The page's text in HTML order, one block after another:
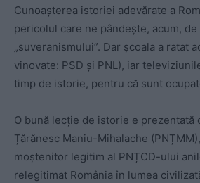
Cunoașterea istoriei adevărate a
pericolul care ne pândește, acum, de
„suveranismului”. Dar școala a ratat
vinovate: PSD și PNL), iar
timp de istorie, pentru că sunt
O bună lecție de istorie e prezentată
Țărănesc Maniu-Mihalache
moștenitor legitim al PNȚCD-ului
relegitimat România în lumea